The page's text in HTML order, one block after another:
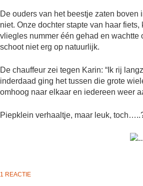
De ouders van het beestje zaten
niet. Onze dochter stapte van haar
vliegles nummer één gehad en wachtte
schoot niet erg op natuurlijk.
De chauffeur zei tegen Karin: “Ik rij
inderdaad ging het tussen die grote
omhoog naar elkaar en iedereen weer
Piepklein verhaaltje, maar leuk,
1 REACTIE